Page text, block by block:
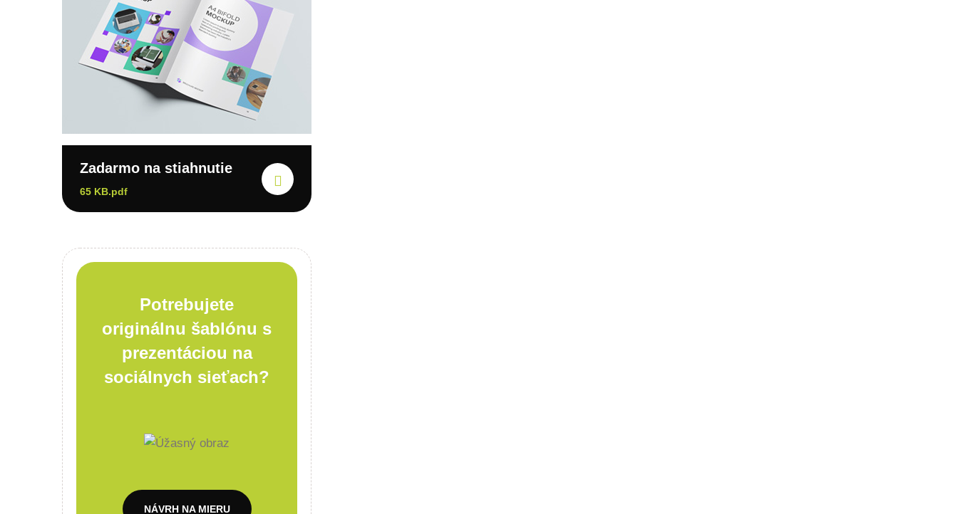
Zadarmo na stiahnutie
65 KB.pdf
Potrebujete
originálnu šablónu s
prezentáciou na
sociálnych sieťach?
NÁVRH NA MIERU